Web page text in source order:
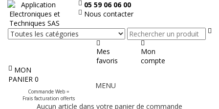
05 59 06 06 00
Nous contacter
Mes
favoris
Mon
compte
MON
PANIER 0
Commande Web =
Frais facturation offerts
le
MENU
Aucun article dans votre panier de commande